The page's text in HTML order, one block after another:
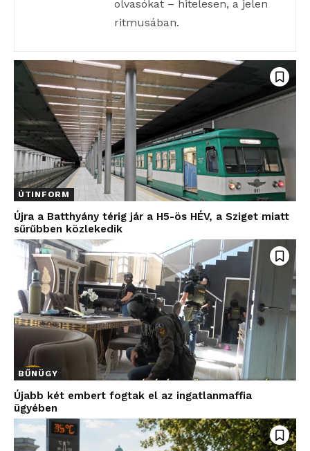
olvasókat – hitelesen, a jelen
ritmusában.
ÚTINFORM
Újra a Batthyány térig jár a H5-ös HÉV, a Sziget miatt
sűrűbben közlekedik
BŰNÜGY
Újabb két embert fogtak el az ingatlanmaffia
ügyében